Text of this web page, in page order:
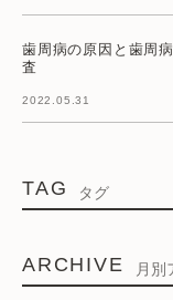
歯周病の原因と歯周
査
2022.05.31
TAG タグ
ARCHIVE 月別